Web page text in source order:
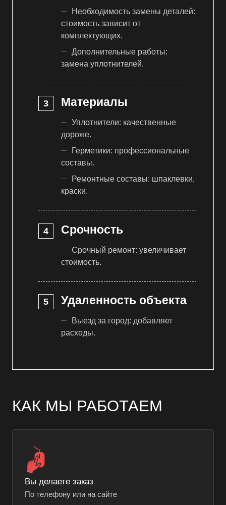
Необходимость замены деталей:
стоимость зависит от
комплектующих.
Дополнительные работы:
замена уплотнителей.
Материалы
Уплотнители: качественные
дороже.
Герметики: профессиональные
составы.
Ремонтные составы: шпаклевки,
краски.
Срочность
Срочный ремонт: увеличивает
стоимость.
Удаленность объекта
Выезд за город: добавляет
расходы.
КАК МЫ РАБОТАЕМ
Вы делаете заказ
По телефону или на сайте